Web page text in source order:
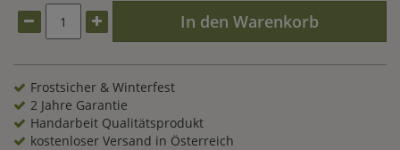
In den Warenkorb
Frostsicher & Winterfest
2 Jahre Garantie
Handarbeit Qualitätsprodukt
kostenloser Versand in Österreich